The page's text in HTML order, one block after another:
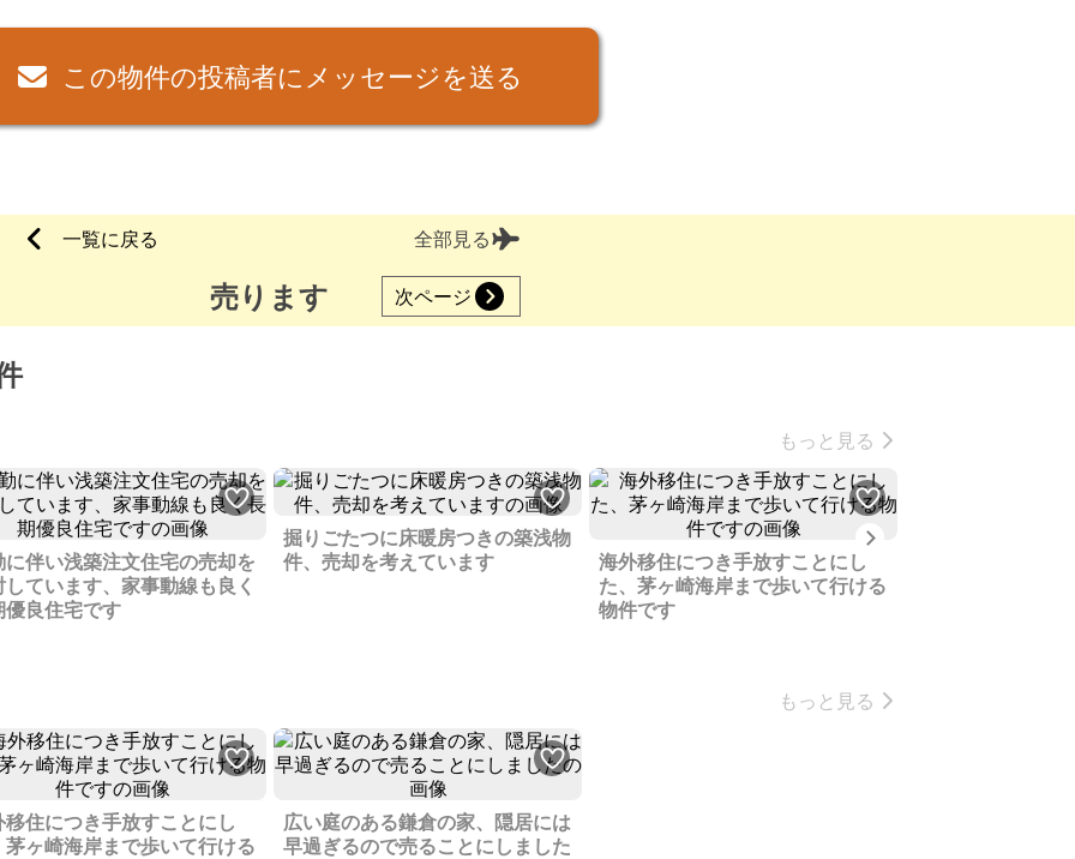
この物件の投稿者にメッセージを送る
一覧に戻る 全部見る
売ります 次ページ
もっと見る
に伴い浅築注文住宅の売却を
しています、家事動線も良く
優良住宅です
掘りごたつに床暖房つきの築浅物
件、売却を考えています
海外移住につき手放すことにし
た、茅ヶ崎海岸まで歩いて行ける
物件です
もっと見る
移住につき手放すことにし
茅ヶ崎海岸まで歩いて行ける
広い庭のある鎌倉の家、隠居には
早過ぎるので売ることにしました